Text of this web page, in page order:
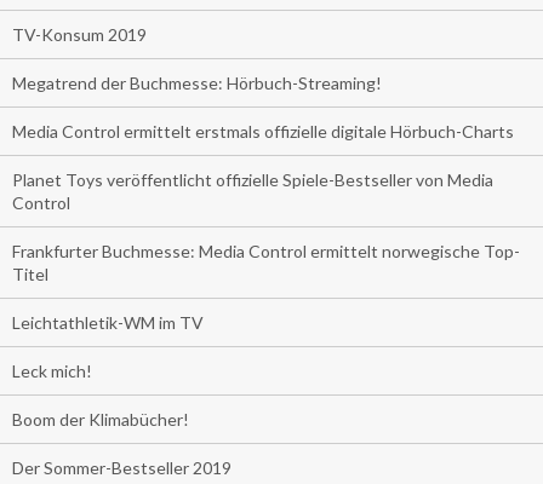
TV-Konsum 2019
Megatrend der Buchmesse: Hörbuch-Streaming!
Media Control ermittelt erstmals offizielle digitale Hörbuch-Charts
Planet Toys veröffentlicht offizielle Spiele-Bestseller von Media
Control
Frankfurter Buchmesse: Media Control ermittelt norwegische Top-
Titel
Leichtathletik-WM im TV
Leck mich!
Boom der Klimabücher!
Der Sommer-Bestseller 2019